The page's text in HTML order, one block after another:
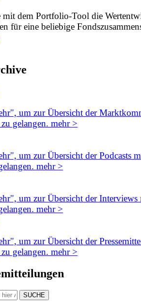
mit dem Portfolio-Tool die
für eine beliebige
um zur Übersicht der
gelangen. mehr >
um zur Übersicht der Podcasts
mehr >
um zur Übersicht der Interviews
mehr >
um zur Übersicht der
gelangen. mehr >
SUCHE